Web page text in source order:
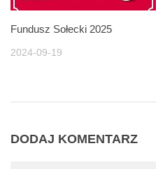
Fundusz Sołecki 2025
2024-09-19
DODAJ KOMENTARZ